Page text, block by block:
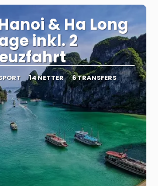
& Ha Long
inkl. 2
14 NETTER 6 TRANSFERS